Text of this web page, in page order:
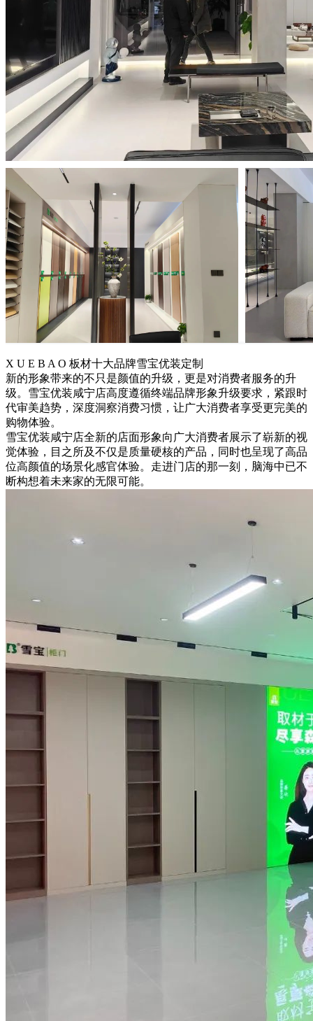
X U E B A O 板材十大品牌雪宝优装定制
新的形象带来的不只是颜值的升级，更是对消费者服务的升
级。雪宝优装咸宁店高度遵循终端品牌形象升级要求，紧跟时
代审美趋势，深度洞察消费习惯，让广大消费者享受更完美的
购物体验。
雪宝优装咸宁店全新的店面形象向广大消费者展示了崭新的视
觉体验，目之所及不仅是质量硬核的产品，同时也呈现了高品
位高颜值的场景化感官体验。走进门店的那一刻，脑海中已不
断构想着未来家的无限可能。